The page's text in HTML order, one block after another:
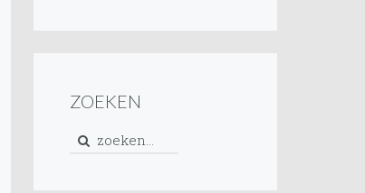
ZOEKEN